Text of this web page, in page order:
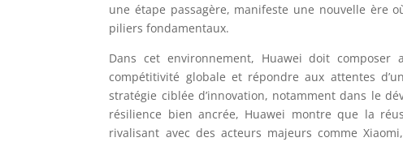
une étape passagère, manifeste une nouvelle ère
piliers fondamentaux.
Dans cet environnement, Huawei doit
compétitivité globale et répondre aux attentes
stratégie ciblée d’innovation, notamment dans le
résilience bien ancrée, Huawei montre que la
rivalisant avec des acteurs majeurs comme